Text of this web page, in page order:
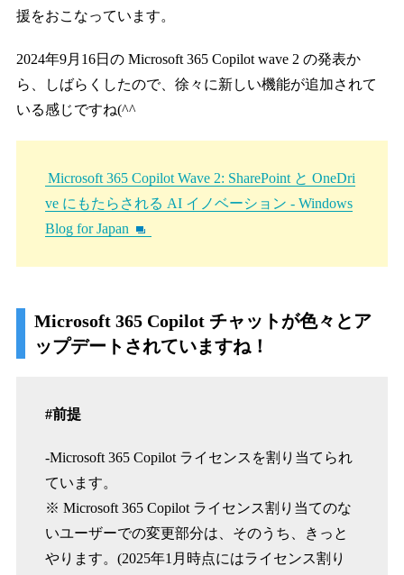
援をおこなっています。
2024年9月16日の Microsoft 365 Copilot wave 2 の発表か
ら、しばらくしたので、徐々に新しい機能が追加されて
いる感じですね(^^
Microsoft 365 Copilot Wave 2: SharePoint と OneDri
ve にもたらされる AI イノベーション - Windows
Blog for Japan
Microsoft 365 Copilot チャットが色々とア
ップデートされていますね！
#前提
-Microsoft 365 Copilot ライセンスを割り当てられ
ています。
※ Microsoft 365 Copilot ライセンス割り当てのな
いユーザーでの変更部分は、そのうち、きっと
やります。(2025年1月時点にはライセンス割り